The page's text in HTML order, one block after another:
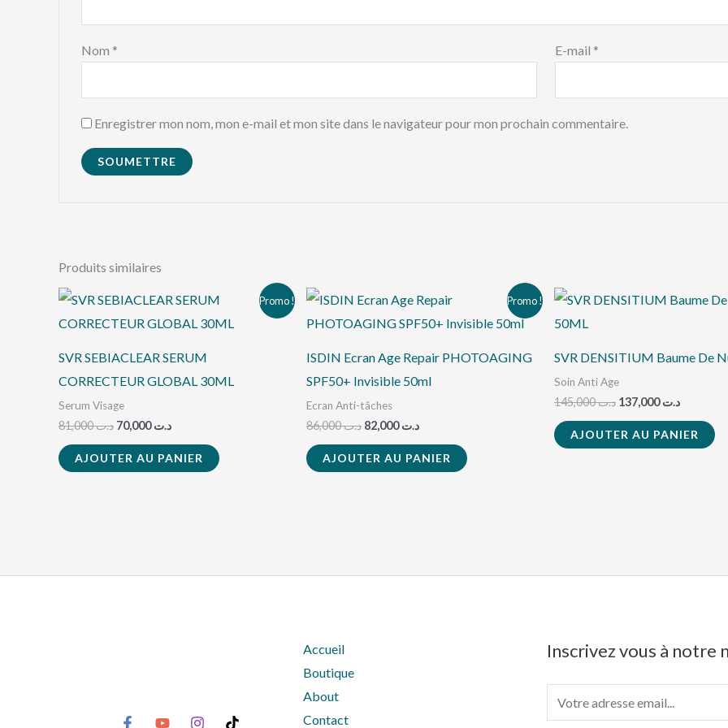
Nom * E-mail *
Enregistrer mon nom, mon e-mail et mon site dans le navigateur pour mon prochain commentaire.
Produits similaires
Promo !
SVR SEBIACLEAR SERUM
CORRECTEUR GLOBAL 30ML
Serum Visage
د.ت81,000
Le
prix
initial
د.ت 81,000.
د.ت70,000
Le
prix
actuel
AJOUTER AU PANIER
Promo !
ISDIN Ecran Age Repair PHOTOAGING
SPF50+ Invisible 50ml
Ecran Anti-tâches
د.ت86,000
Le
prix
initial
د.ت82,000
Le
prix
actuel
د.ت 82,000.
AJOUTER AU PANIER
SVR DENSITIUM Baume De
Soin Anti Age
د.ت145,000
Le
prix
د.ت137,000
prix
AJOUTER AU PANIER
Accueil
Boutique
About
Contact
Inscrivez vous à notre
m